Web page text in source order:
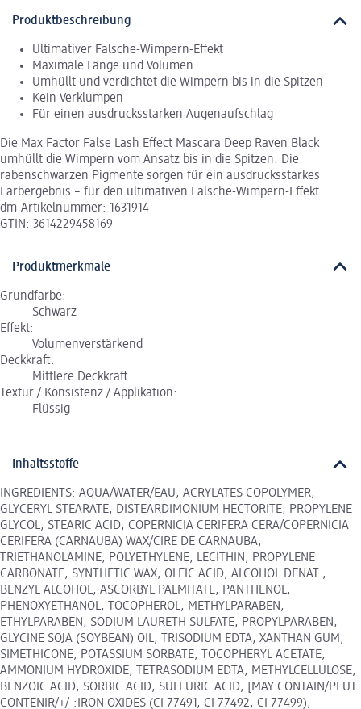
Produktbeschreibung
Ultimativer Falsche-Wimpern-Effekt
Maximale Länge und Volumen
Umhüllt und verdichtet die Wimpern bis in die Spitzen
Kein Verklumpen
Für einen ausdrucksstarken Augenaufschlag
Die Max Factor False Lash Effect Mascara Deep Raven Black
umhüllt die Wimpern vom Ansatz bis in die Spitzen. Die
rabenschwarzen Pigmente sorgen für ein ausdrucksstarkes
Farbergebnis – für den ultimativen Falsche-Wimpern-Effekt.
dm-Artikelnummer: 1631914
GTIN: 3614229458169
Produktmerkmale
Grundfarbe:
Schwarz
Effekt:
Volumenverstärkend
Deckkraft:
Mittlere Deckkraft
Textur / Konsistenz / Applikation:
Flüssig
Inhaltsstoffe
INGREDIENTS: AQUA/WATER/EAU, ACRYLATES COPOLYMER,
GLYCERYL STEARATE, DISTEARDIMONIUM HECTORITE, PROPYLENE
GLYCOL, STEARIC ACID, COPERNICIA CERIFERA CERA/COPERNICIA
CERIFERA (CARNAUBA) WAX/CIRE DE CARNAUBA,
TRIETHANOLAMINE, POLYETHYLENE, LECITHIN, PROPYLENE
CARBONATE, SYNTHETIC WAX, OLEIC ACID, ALCOHOL DENAT.,
BENZYL ALCOHOL, ASCORBYL PALMITATE, PANTHENOL,
PHENOXYETHANOL, TOCOPHEROL, METHYLPARABEN,
ETHYLPARABEN, SODIUM LAURETH SULFATE, PROPYLPARABEN,
GLYCINE SOJA (SOYBEAN) OIL, TRISODIUM EDTA, XANTHAN GUM,
SIMETHICONE, POTASSIUM SORBATE, TOCOPHERYL ACETATE,
AMMONIUM HYDROXIDE, TETRASODIUM EDTA, METHYLCELLULOSE,
BENZOIC ACID, SORBIC ACID, SULFURIC ACID, [MAY CONTAIN/PEUT
CONTENIR/+/-:IRON OXIDES (CI 77491, CI 77492, CI 77499),